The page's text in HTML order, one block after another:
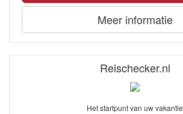
Meer informatie
Reischecker.nl
Het startpunt van uw vakantie